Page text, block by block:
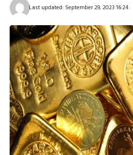
Last updated: September 29, 2023 16:24